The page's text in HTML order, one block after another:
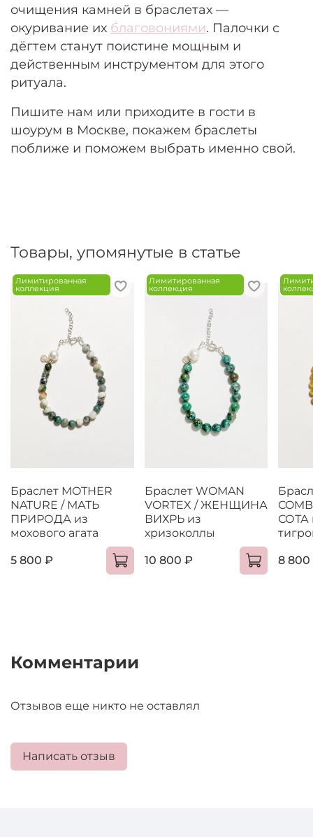
очищения камней в браслетах —
окуривание их благовониями. Палочки с
дёгтем станут поистине мощным и
действенным инструментом для этого
ритуала.
Пишите нам или приходите в гости в
шоурум в Москве, покажем браслеты
поближе и поможем выбрать именно свой.
Товары, упомянутые в статье
Лимитированная
коллекция
Браслет MOTHER
NATURE / МАТЬ
ПРИРОДА из
мохового агата
5 800 ₽
Лимитированная
коллекция
Браслет WOMAN
VORTEX / ЖЕНЩИНА
ВИХРЬ из
хризоколлы
10 800 ₽
СОТА
8 800
Комментарии
Отзывов еще никто не оставлял
Написать отзыв